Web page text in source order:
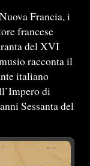
Francia, i
francese
del XVI
racconta il
italiano
di
Sessanta del